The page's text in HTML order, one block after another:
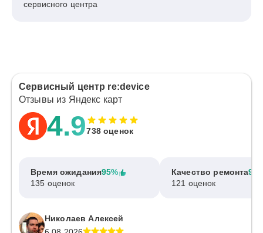
сервисного центра
Сервисный центр re:device
Отзывы из Яндекс карт
4.9738 оценок
Время ожидания95%
135 оценок
Качество ремонта
121 оценок
Николаев Алексей